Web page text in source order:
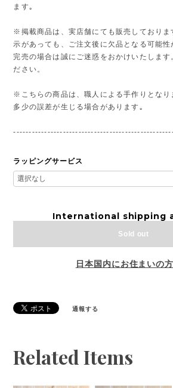
ます｡
※掲載商品は、実店舗にても販売しておりま
示があっても、ご注文後に欠品となる可能性
完売の場合は誠にご迷惑をおかけいたします
ださい。
※こちらの商品は、職人による手作りとなり
多少の誤差が生じる場合があります｡
ラッピングサービス
International shipping
Sold out
日本国内にお住まいの
通報する
Related Items